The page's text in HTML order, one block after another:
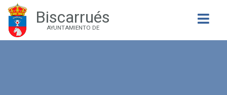
Biscarrués
AYUNTAMIENTO DE